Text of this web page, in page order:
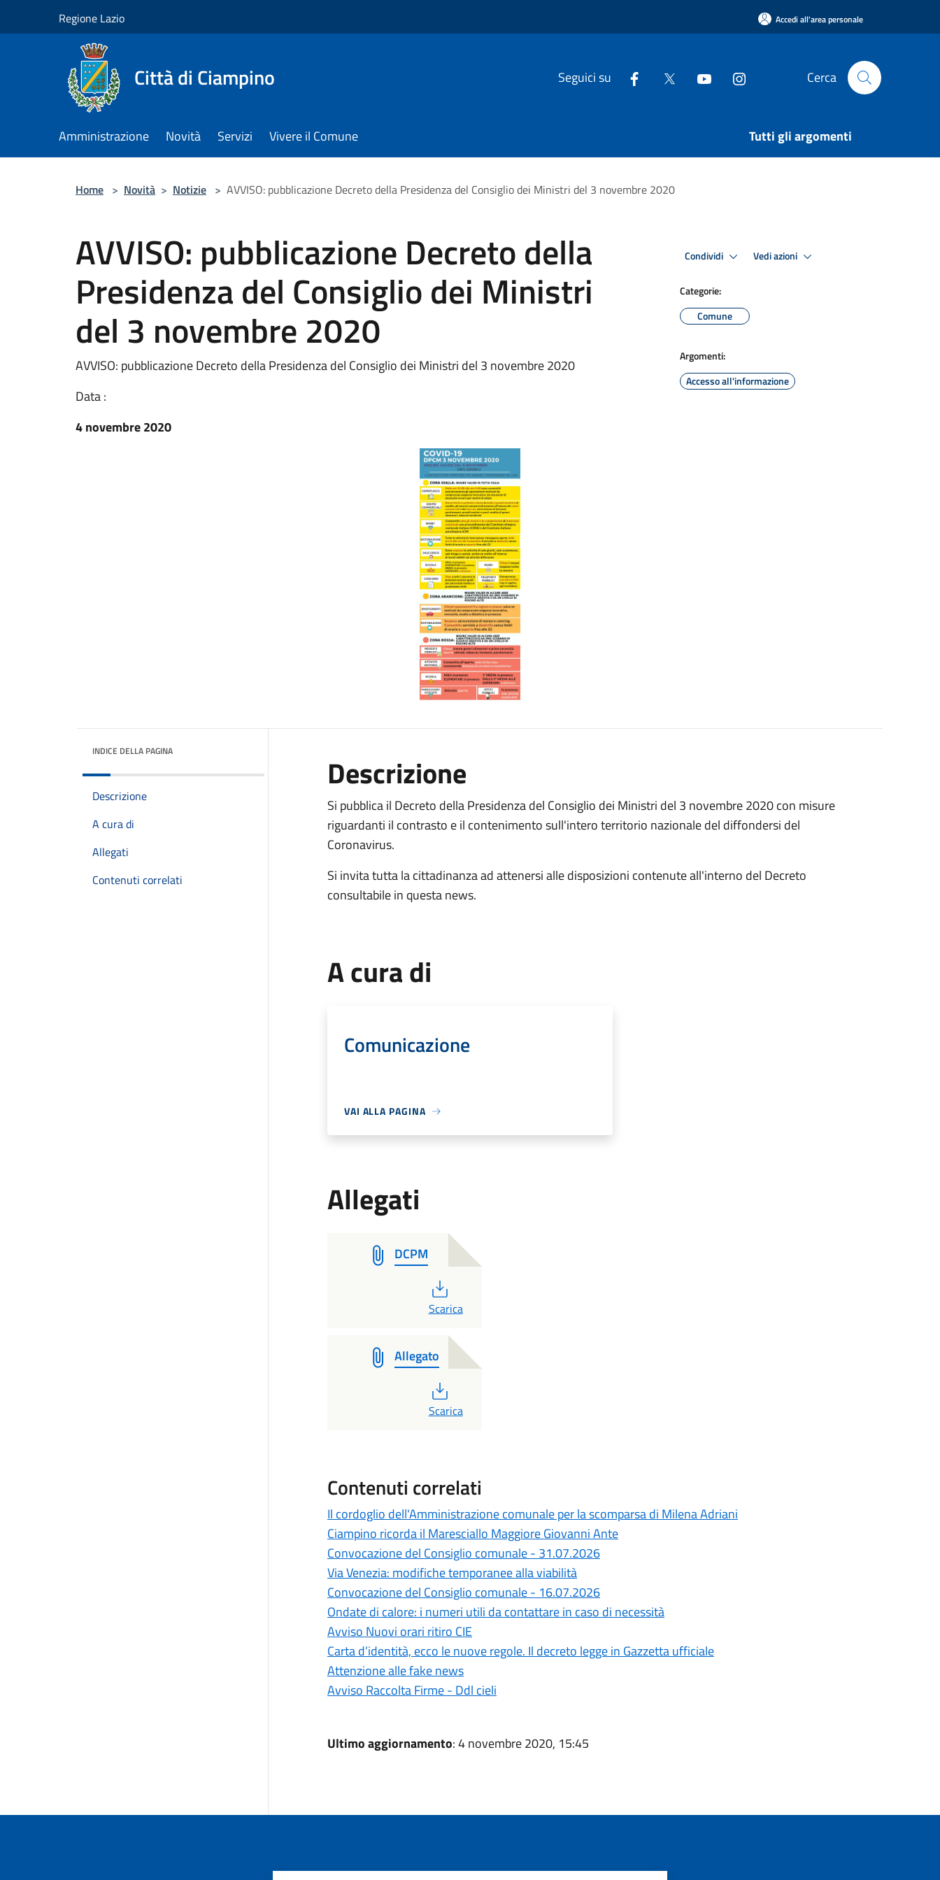
Regione Lazio Accedi all'area personale
Città di Ciampino Seguici su Cerca
Amministrazione Novità Servizi Vivere il Comune Tutti gli argomenti
Home > Novità > Notizie > AVVISO: pubblicazione Decreto della Presidenza del Consiglio dei Ministri del 3 novembre 2020
AVVISO: pubblicazione Decreto della
Presidenza del Consiglio dei Ministri
del 3 novembre 2020
AVVISO: pubblicazione Decreto della Presidenza del Consiglio dei Ministri del 3 novembre 2020
Data :
4 novembre 2020
Condividi Vedi azioni
Categorie:
Comune
Argomenti:
Accesso all'informazione
INDICE DELLA PAGINA
Descrizione
A cura di
Allegati
Contenuti correlati
Descrizione
Si pubblica il Decreto della Presidenza del Consiglio dei Ministri del 3 novembre 2020 con misure
riguardanti il contrasto e il contenimento sull'intero territorio nazionale del diffondersi del
Coronavirus.
Si invita tutta la cittadinanza ad attenersi alle disposizioni contenute all'interno del Decreto
consultabile in questa news.
A cura di
Comunicazione
VAI ALLA PAGINA
Allegati
DCPM
PDF
Scarica
Allegato
PDF
Scarica
Contenuti correlati
Il cordoglio dell'Amministrazione comunale per la scomparsa di Milena Adriani
Ciampino ricorda il Maresciallo Maggiore Giovanni Ante
Convocazione del Consiglio comunale - 31.07.2026
Via Venezia: modifiche temporanee alla viabilità
Convocazione del Consiglio comunale - 16.07.2026
Ondate di calore: i numeri utili da contattare in caso di necessità
Avviso Nuovi orari ritiro CIE
Carta d’identità, ecco le nuove regole. Il decreto legge in Gazzetta ufficiale
Attenzione alle fake news
Avviso Raccolta Firme - Ddl cieli
Ultimo aggiornamento: 4 novembre 2020, 15:45